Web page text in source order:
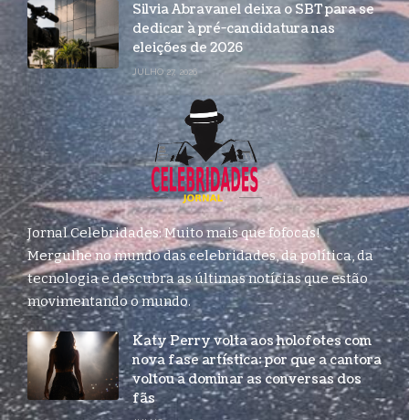
Silvia Abravanel deixa o SBT para se
dedicar à pré-candidatura nas
eleições de 2026
JULHO 27, 2026
Jornal Celebridades: Muito mais que fofocas!
Mergulhe no mundo das celebridades, da política, da
tecnologia e descubra as últimas notícias que estão
movimentando o mundo.
Katy Perry volta aos holofotes com
nova fase artística: por que a cantora
voltou a dominar as conversas dos
fãs